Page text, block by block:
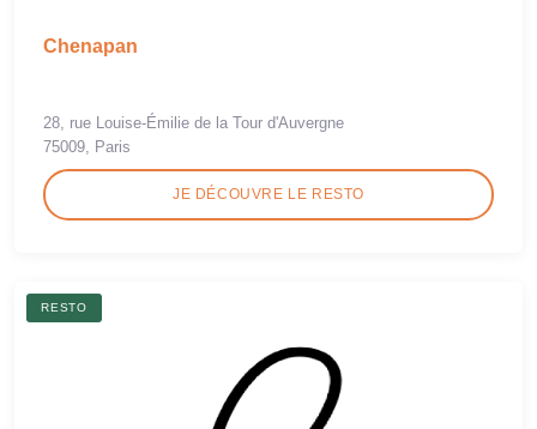
Chenapan
28, rue Louise-Émilie de la Tour d'Auvergne
75009, Paris
JE DÉCOUVRE LE RESTO
RESTO